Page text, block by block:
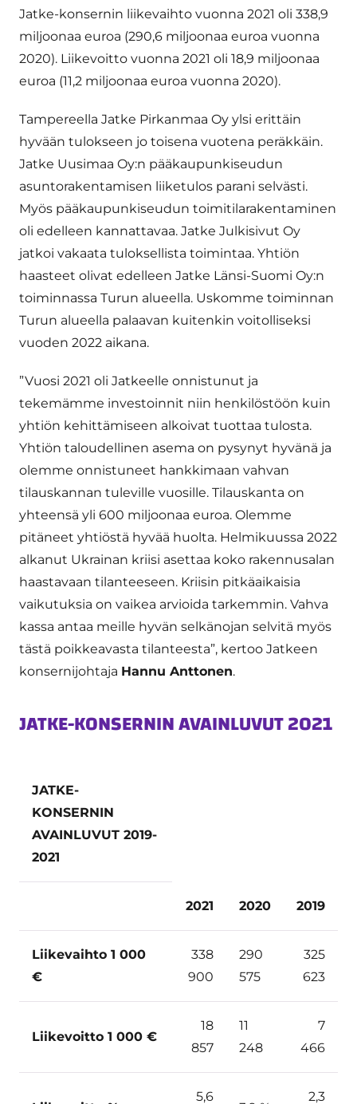
Jatke-konsernin liikevaihto vuonna 2021 oli 338,9
miljoonaa euroa (290,6 miljoonaa euroa vuonna
2020). Liikevoitto vuonna 2021 oli 18,9 miljoonaa
euroa (11,2 miljoonaa euroa vuonna 2020).
Tampereella Jatke Pirkanmaa Oy ylsi erittäin
hyvään tulokseen jo toisena vuotena peräkkäin.
Jatke Uusimaa Oy:n pääkaupunkiseudun
asuntorakentamisen liiketulos parani selvästi.
Myös pääkaupunkiseudun toimitilarakentaminen
oli edelleen kannattavaa. Jatke Julkisivut Oy
jatkoi vakaata tuloksellista toimintaa. Yhtiön
haasteet olivat edelleen Jatke Länsi-Suomi Oy:n
toiminnassa Turun alueella. Uskomme toiminnan
Turun alueella palaavan kuitenkin voitolliseksi
vuoden 2022 aikana.
”Vuosi 2021 oli Jatkeelle onnistunut ja
tekemämme investoinnit niin henkilöstöön kuin
yhtiön kehittämiseen alkoivat tuottaa tulosta.
Yhtiön taloudellinen asema on pysynyt hyvänä ja
olemme onnistuneet hankkimaan vahvan
tilauskannan tuleville vuosille. Tilauskanta on
yhteensä yli 600 miljoonaa euroa. Olemme
pitäneet yhtiöstä hyvää huolta. Helmikuussa 2022
alkanut Ukrainan kriisi asettaa koko rakennusalan
haastavaan tilanteeseen. Kriisin pitkäaikaisia
vaikutuksia on vaikea arvioida tarkemmin. Vahva
kassa antaa meille hyvän selkänojan selvitä myös
tästä poikkeavasta tilanteesta”, kertoo Jatkeen
konsernijohtaja Hannu Anttonen.
JATKE-KONSERNIN AVAINLUVUT 2021
JATKE-
KONSERNIN
AVAINLUVUT 2019-
2021
2021 2020 2019
Liikevaihto 1 000
€
338
900
290
575
325
623
Liikevoitto 1 000 €
18
857
11
248
7
466
5,6 2,3